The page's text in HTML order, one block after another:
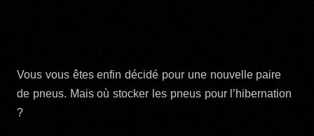
Vous vous êtes enfin décidé pour une nouvelle paire
de pneus. Mais où stocker les pneus pour l’hibernation
?